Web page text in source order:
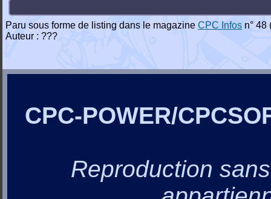
Paru sous forme de listing dans le magazine CPC Infos n° 48
Auteur : ???
CPC-POWER/
Reproduction